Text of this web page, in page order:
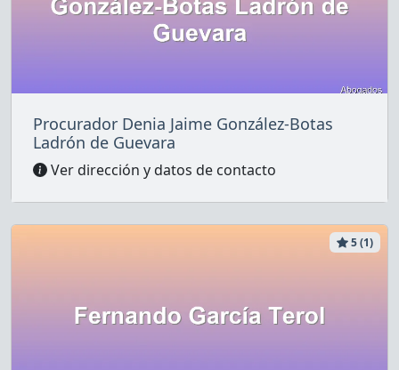
Procurador Denia Jaime González-Botas
Ladrón de Guevara
Ver dirección y datos de contacto
5 (1)